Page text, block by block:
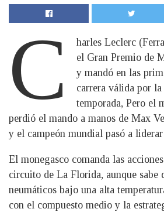
C
harles Leclerc
el Gran Premio de
y mandó en las
carrera válida por
temporada, Pero el
perdió el mando a manos de Max
y el campeón mundial pasó a
El monegasco comanda las
circuito de La Florida, aunque sabe
neumáticos bajo una alta
con el compuesto medio y la